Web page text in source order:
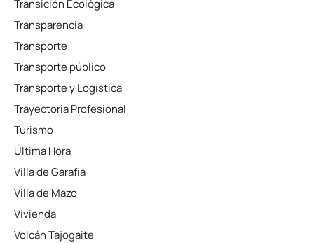
Transición Ecológica
Transparencia
Transporte
Transporte público
Transporte y Logística
Trayectoria Profesional
Turismo
Última Hora
Villa de Garafía
Villa de Mazo
Vivienda
Volcán Tajogaite